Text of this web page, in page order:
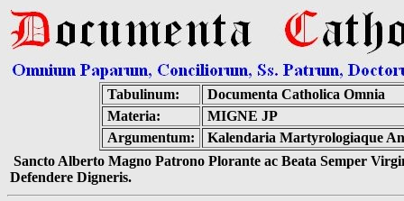
Tabulinum:
Documenta Catholica Omnia
Materia:
MIGNE JP
Argumentum:
Kalendaria Martyrologiaque
Sancto Alberto Magno Patrono Plorante ac Beata Semper
Defendere Digneris.